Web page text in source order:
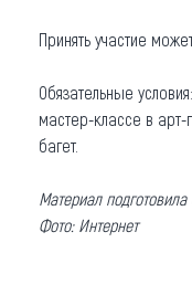
Принять участие
Обязательные
мастер-классе в
багет.
Материал
Фото: Интернет